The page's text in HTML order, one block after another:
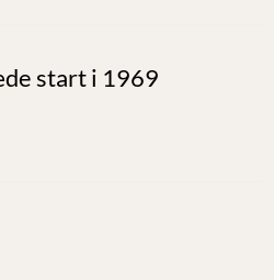
start i 1969